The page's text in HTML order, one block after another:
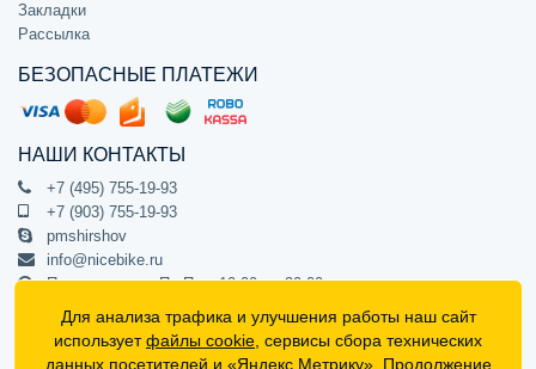
Закладки
Рассылка
БЕЗОПАСНЫЕ ПЛАТЕЖИ
НАШИ КОНТАКТЫ
+7 (495) 755-19-93
+7 (903) 755-19-93
pmshirshov
info@nicebike.ru
Прием звонков Пн-Пт с 10:00 до 20:00
ПВЗ Пн-Пт с 10:00 до 20:00
г. Москва, ул. Барклая 13с1
подъезд 1, цокольный этаж, офис 1
Для анализа трафика и улучшения работы наш сайт
используетфайлы cookie , сервисы сбора технических
данных посетителей и «Яндекс.Метрику». Продолжение